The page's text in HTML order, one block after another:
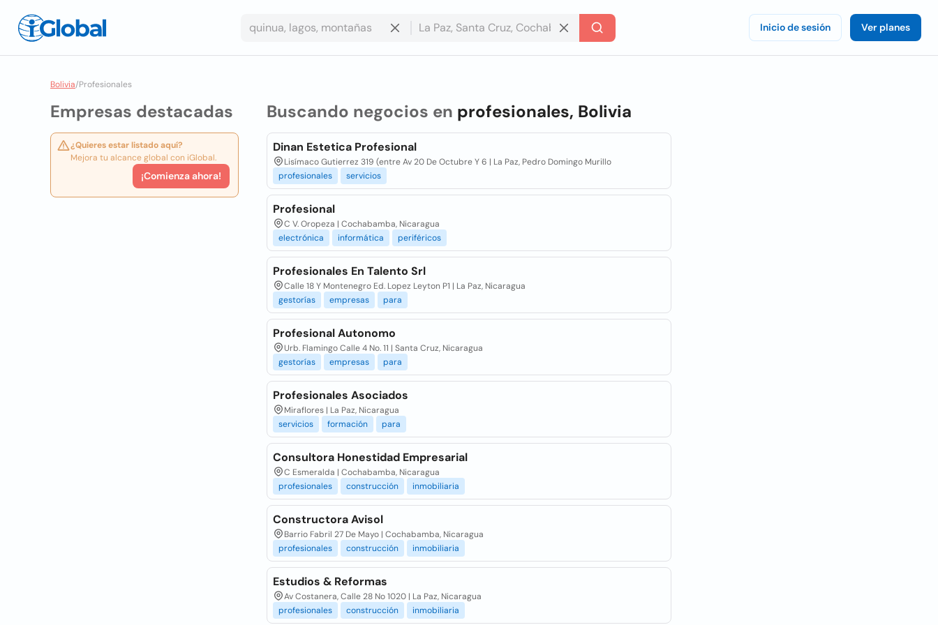
Inicio de sesión Ver planes
Bolivia/Profesionales
Empresas destacadas
¿Quieres estar listado aquí?
Mejora tu alcance global con iGlobal.
¡Comienza ahora!
Buscando negocios en profesionales, Bolivia
Dinan Estetica Profesional
Lisímaco Gutierrez 319 (entre Av 20 De Octubre Y 6 | La Paz, Pedro Domingo Murillo
profesionales
servicios
Profesional
C V. Oropeza | Cochabamba, Nicaragua
electrónica
informática periféricos
Profesionales En Talento Srl
Calle 18 Y Montenegro Ed. Lopez Leyton P1 | La Paz, Nicaragua
gestorías
empresas para
Profesional Autonomo
Urb. Flamingo Calle 4 No. 11 | Santa Cruz, Nicaragua
gestorías
empresas para
Profesionales Asociados
Miraflores | La Paz, Nicaragua
servicios
formación para
Consultora Honestidad Empresarial
C Esmeralda | Cochabamba, Nicaragua
profesionales
construcción inmobiliaria
Constructora Avisol
Barrio Fabril 27 De Mayo | Cochabamba, Nicaragua
profesionales
construcción inmobiliaria
Estudios & Reformas
Av Costanera, Calle 28 No 1020 | La Paz, Nicaragua
profesionales
construcción inmobiliaria